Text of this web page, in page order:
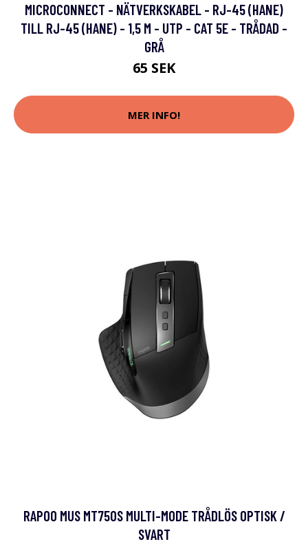
MICROCONNECT - NÄTVERKSKABEL - RJ-45 (HANE)
TILL RJ-45 (HANE) - 1,5 M - UTP - CAT 5E - TRÅDAD -
GRÅ
65 SEK
MER INFO!
RAPOO MUS MT750S MULTI-MODE TRÅDLÖS OPTISK /
SVART